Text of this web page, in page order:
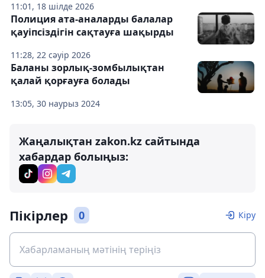
11:01, 18 шілде 2026
11:28, 22 сәуір 2026
Полиция ата-аналарды балалар
қауіпсіздігін сақтауға шақырды
13:05, 30 наурыз 2024
Баланы зорлық-зомбылықтан
қалай қорғауға болады
Жаңалықтан zakon.kz сайтында
хабардар болыңыз:
Пікірлер 0 Кіру